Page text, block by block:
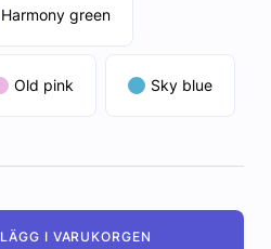
Harmony green
Old pink Sky blue
LÄGG I VARUKORGEN